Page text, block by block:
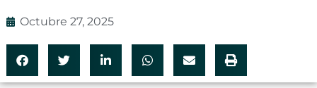
Octubre 27, 2025